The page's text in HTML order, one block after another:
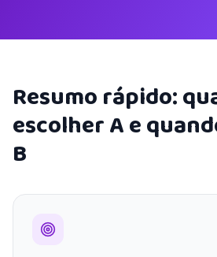
Resumo rápido:
escolher A e
B